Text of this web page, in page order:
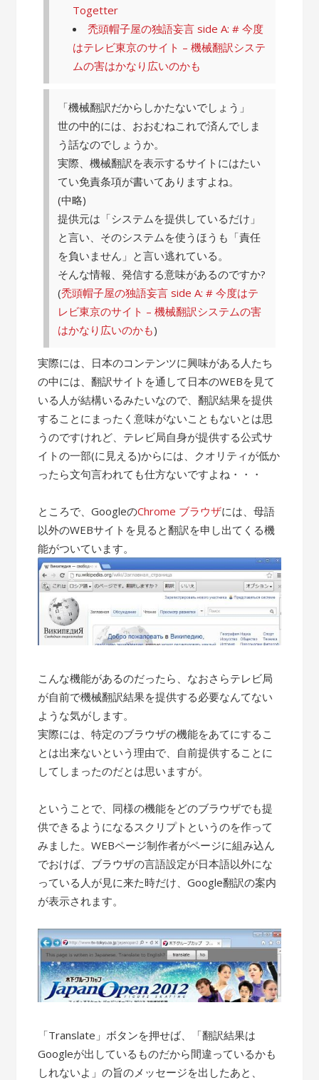
Togetter
禿頭帽子屋の独語妄言 side A: # 今度
はテレビ東京のサイト – 機械翻訳システ
ムの害はかなり広いのかも
「機械翻訳だからしかたないでしょう」
世の中的には、おおむねこれで済んでしま
う話なのでしょうか。
実際、機械翻訳を表示するサイトにはたい
てい免責条項が書いてありますよね。
(中略)
提供元は「システムを提供しているだけ」
と言い、そのシステムを使うほうも「責任
を負いません」と言い逃れている。
そんな情報、発信する意味があるのですか?
(禿頭帽子屋の独語妄言 side A: # 今度はテ
レビ東京のサイト – 機械翻訳システムの害
はかなり広いのかも)
実際には、日本のコンテンツに興味がある人たち
の中には、翻訳サイトを通して日本のWEBを見て
いる人が結構いるみたいなので、翻訳結果を提供
することにまったく意味がないこともないとは思
うのですけれど、テレビ局自身が提供する公式サ
イトの一部(に見える)からには、クオリティが低か
ったら文句言われても仕方ないですよね・・・
ところで、GoogleのChrome ブラウザには、母語
以外のWEBサイトを見ると翻訳を申し出てくる機
能がついています。
こんな機能があるのだったら、なおさらテレビ局
が自前で機械翻訳結果を提供する必要なんてない
ような気がします。
実際には、特定のブラウザの機能をあてにするこ
とは出来ないという理由で、自前提供することに
してしまったのだとは思いますが。
ということで、同様の機能をどのブラウザでも提
供できるようになるスクリプトというのを作って
みました。WEBページ制作者がページに組み込ん
でおけば、ブラウザの言語設定が日本語以外にな
っている人が見に来た時だけ、Google翻訳の案内
が表示されます。
「Translate」ボタンを押せば、「翻訳結果は
Googleが出しているものだから間違っているかも
しれないよ」の旨のメッセージを出したあと、